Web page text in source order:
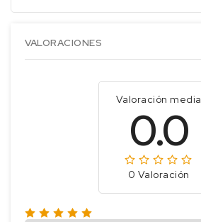
VALORACIONES
Valoración media
0.0
0 Valoración